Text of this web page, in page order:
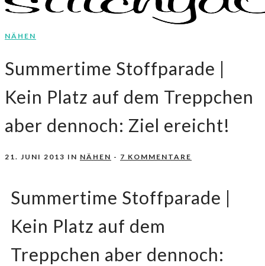
NÄHEN
Summertime Stoffparade |
Kein Platz auf dem Treppchen
aber dennoch: Ziel ereicht!
21. JUNI 2013 IN NÄHEN - 7 KOMMENTARE
Summertime Stoffparade |
Kein Platz auf dem
Treppchen aber dennoch: